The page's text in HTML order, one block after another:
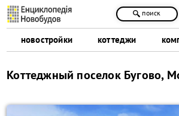
новостройки коттеджи
поиск
Коттеджный поселок Бугово,